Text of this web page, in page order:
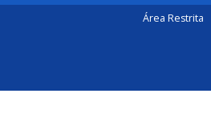
Área Restrita